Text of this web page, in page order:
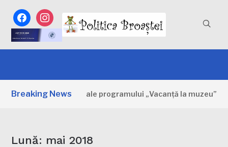
facebookinstagram
Breaking News
zile ale programului „Vacanță la muzeu” O ZI
Lună: mai 2018